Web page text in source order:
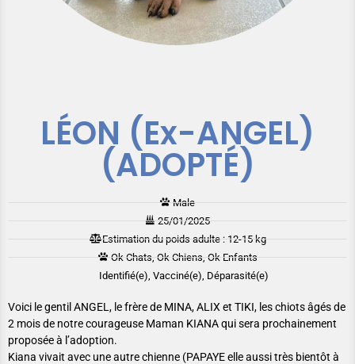
LÉON (Ex-ANGEL)
(ADOPTÉ)
Male
25/01/2025
Estimation du poids adulte : 12-15 kg
Ok Chats, Ok Chiens, Ok Enfants
Identifié(e), Vacciné(e), Déparasité(e)
Voici le gentil ANGEL, le frère de MINA, ALIX et TIKI, les chiots âgés de
2 mois de notre courageuse Maman KIANA qui sera prochainement
proposée à l’adoption.
Kiana vivait avec une autre chienne (PAPAYE elle aussi très bientôt à